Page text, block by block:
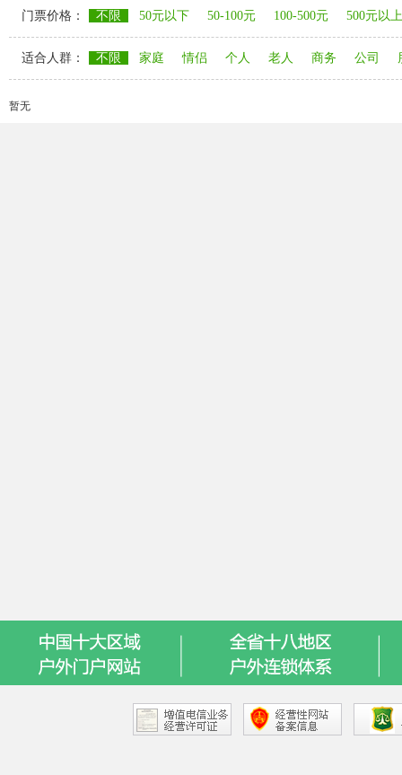
门票价格： 不限 50元以下 50-100元 100-500元 500元以上
适合人群： 不限 家庭 情侣 个人 老人 商务 公司
暂无